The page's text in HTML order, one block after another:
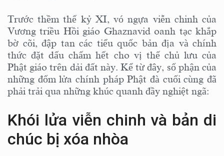
Trước thềm thế kỷ XI, vó ngựa viễn chinh của
Vương triều Hồi giáo Ghaznavid oanh tạc khắp
bờ cõi, đập tan các tiểu quốc bản địa và chính
thức đặt dấu chấm hết cho vị thế chủ lưu của
Phật giáo trên dải đất này. Kể từ đây, số phận của
những đốm lửa chính pháp Phật đà cuối cùng đã
phải trải qua những khúc quanh đầy nghiệt ngã:
Khói lửa viễn chinh và bản di
chúc bị xóa nhòa